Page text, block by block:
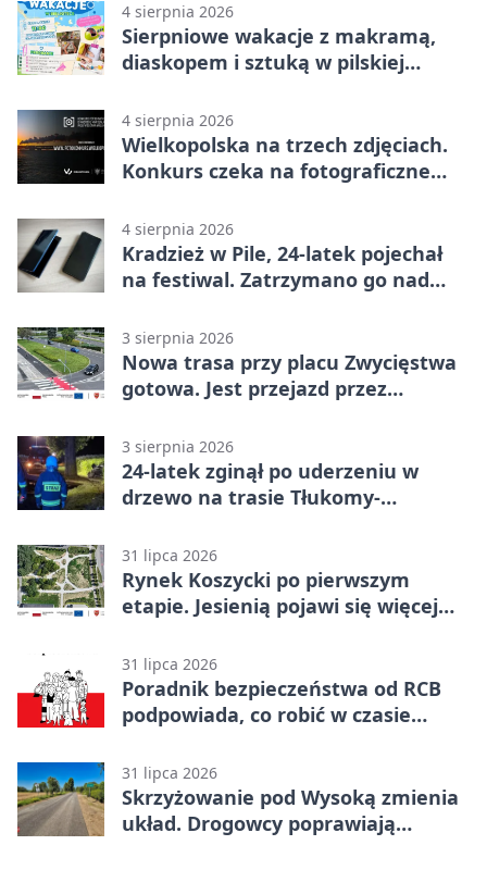
4 sierpnia 2026
Sierpniowe wakacje z makramą,
diaskopem i sztuką w pilskiej
4 sierpnia 2026
Wielkopolska na trzech zdjęciach.
Konkurs czeka na fotograficzne
4 sierpnia 2026
Kradzież w Pile, 24-latek pojechał
na festiwal. Zatrzymano go nad
3 sierpnia 2026
Nowa trasa przy placu Zwycięstwa
gotowa. Jest przejazd przez
3 sierpnia 2026
24-latek zginął po uderzeniu w
drzewo na trasie Tłukomy-
31 lipca 2026
Rynek Koszycki po pierwszym
etapie. Jesienią pojawi się więcej
31 lipca 2026
Poradnik bezpieczeństwa od RCB
podpowiada, co robić w czasie
31 lipca 2026
Skrzyżowanie pod Wysoką zmienia
układ. Drogowcy poprawiają